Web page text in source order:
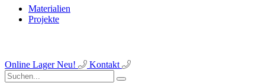
Materialien
Projekte
Online LagerNeu! Kontakt